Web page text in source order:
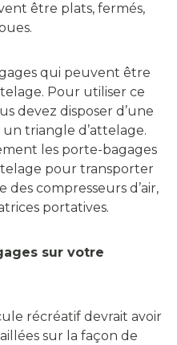
être plats, fermés,
qui peuvent être
Pour utiliser ce
devez disposer d’une
triangle d’attelage.
les porte-bagages
pour transporter
compresseurs d’air,
portatives.
sur votre
récréatif devrait avoir
sur la façon de